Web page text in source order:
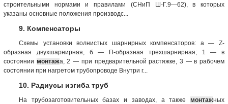
строительными нормами и правилами (СНиП Ш-Г.9—62), в которых
указаны основные положения производс...
9. Компенсаторы
Схемы установки волнистых шарнирных компенсаторов: а — Z-
образная двухшарнирная, б — П-образная трехшарнирная; 1 — в
состоянии монтажа, 2 — при предварительной растяжке, 3 — в рабочем
состоянии при нагретом трубопроводе Внутри г...
10. Радиусы изгиба труб
На трубозаготовительных базах и заводах, а также монтажных